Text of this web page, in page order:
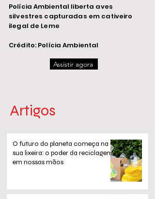
Polícia Ambiental liberta aves
silvestres capturadas em cativeiro
ilegal de Leme
Crédito: Polícia Ambiental
Assistir agora
Artigos
O futuro do planeta começa na
sua lixeira: o poder da reciclagem
em nossas mãos